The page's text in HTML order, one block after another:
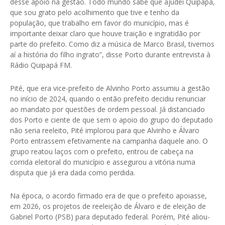
que sou grato pelo acolhimento que tive e tenho da
população, que trabalho em favor do município, mas é
importante deixar claro que houve traição e ingratidão por
parte do prefeito. Como diz a música de Marco Brasil, tivemos
aí a história do filho ingrato”, disse Porto durante entrevista à
Rádio Quipapá FM.
Pité, que era vice-prefeito de Alvinho Porto assumiu a gestão
no início de 2024, quando o então prefeito decidiu renunciar
ao mandato por questões de ordem pessoal. Já distanciado
dos Porto e ciente de que sem o apoio do grupo do deputado
não seria reeleito, Pité implorou para que Alvinho e Álvaro
Porto entrassem efetivamente na campanha daquele ano. O
grupo reatou laços com o prefeito, entrou de cabeça na
corrida eleitoral do município e assegurou a vitória numa
disputa que já era dada como perdida.
Na época, o acordo firmado era de que o prefeito apoiasse,
em 2026, os projetos de reeleição de Álvaro e de eleição de
Gabriel Porto (PSB) para deputado federal. Porém, Pité aliou-